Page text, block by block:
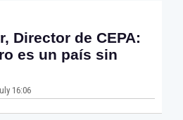
Director de CEPA:
es un país sin
16:06